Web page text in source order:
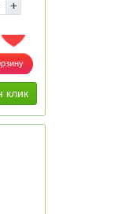
ДОБАВИТЬ В ИЗБРАННОЕ